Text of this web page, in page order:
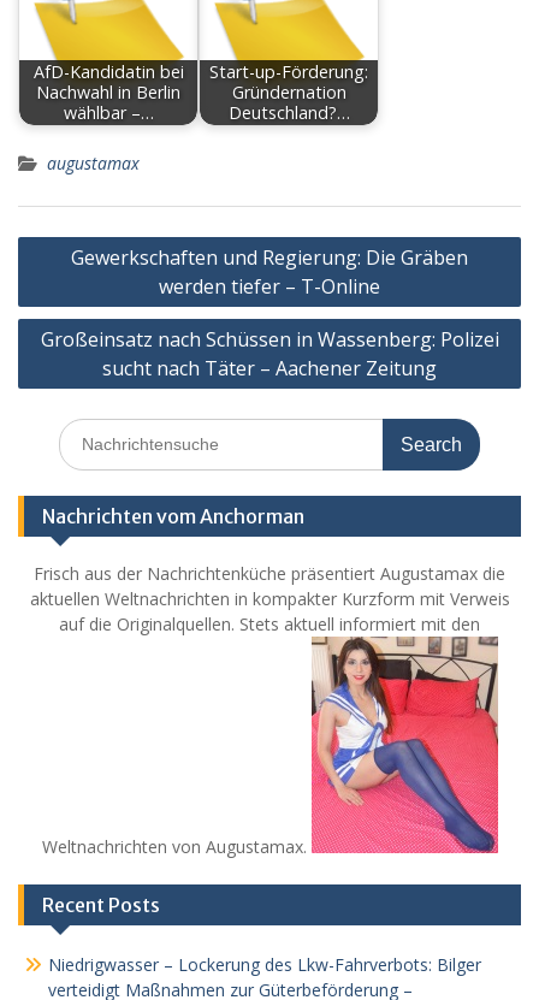
AfD-Kandidatin bei
Nachwahl in Berlin
wählbar –…
Start-up-Förderung:
Gründernation
Deutschland?…
augustamax
Post
Gewerkschaften und Regierung: Die Gräben
werden tiefer – T-Online
Großeinsatz nach Schüssen in Wassenberg: Polizei
sucht nach Täter – Aachener Zeitung
Search
for:
Nachrichten vom Anchorman
Frisch aus der Nachrichtenküche präsentiert Augustamax die
aktuellen Weltnachrichten in kompakter Kurzform mit Verweis
auf die Originalquellen. Stets aktuell informiert mit den
Weltnachrichten von Augustamax.
Recent Posts
Niedrigwasser – Lockerung des Lkw-Fahrverbots: Bilger
verteidigt Maßnahmen zur Güterbeförderung –